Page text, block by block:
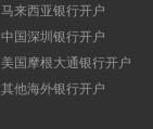
马来西亚银行开户
中国深圳银行开户
美国摩根大通银行开户
其他海外银行开户